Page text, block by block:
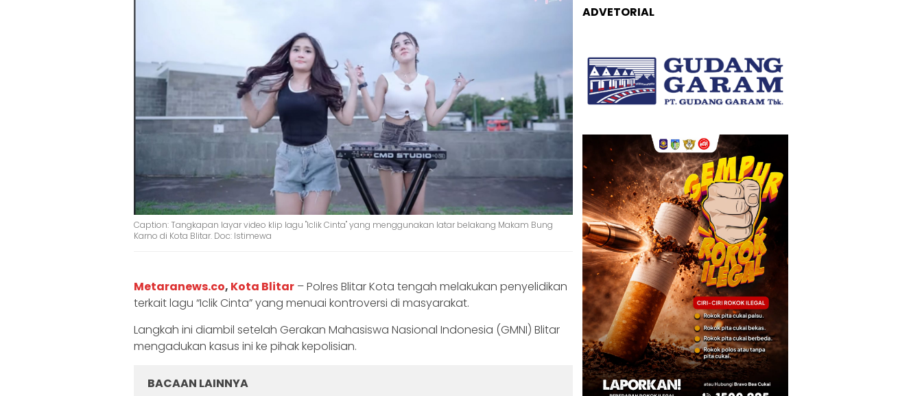
Caption: Tangkapan layar video klip lagu "Iclik Cinta" yang menggunakan latar belakang Makam Bung
Karno di Kota Blitar. Doc: Istimewa
Metaranews.co, Kota Blitar – Polres Blitar Kota tengah melakukan penyelidikan
terkait lagu “Iclik Cinta” yang menuai kontroversi di masyarakat.
Langkah ini diambil setelah Gerakan Mahasiswa Nasional Indonesia (GMNI) Blitar
mengadukan kasus ini ke pihak kepolisian.
BACAAN LAINNYA
ADVETORIAL